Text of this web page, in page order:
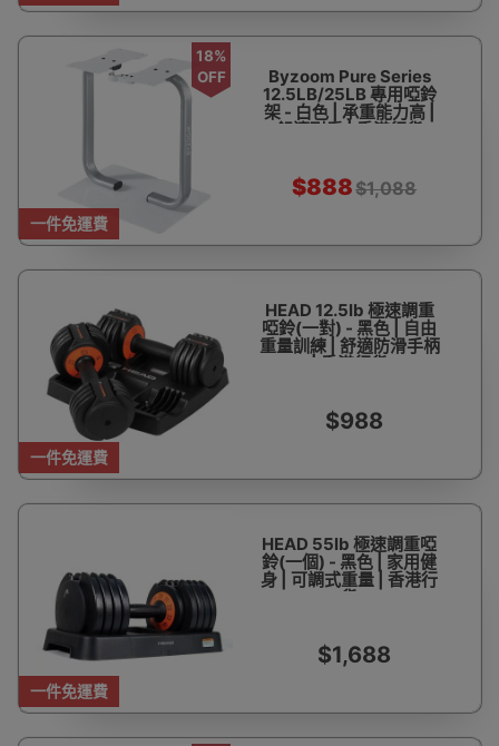
一件免運費
18%
OFF
Byzoom Pure Series
12.5LB/25LB 專用啞鈴
架 - 白色 | 承重能力高 |
舒適耐看 | 香港行貨
$888$1,088
一件免運費
HEAD 12.5lb 極速調重
啞鈴(一對) - 黑色 | 自由
重量訓練 | 舒適防滑手柄
| 香港行貨
$988
一件免運費
HEAD 55lb 極速調重啞
鈴(一個) - 黑色 | 家用健
身 | 可調式重量 | 香港行
貨
$1,688